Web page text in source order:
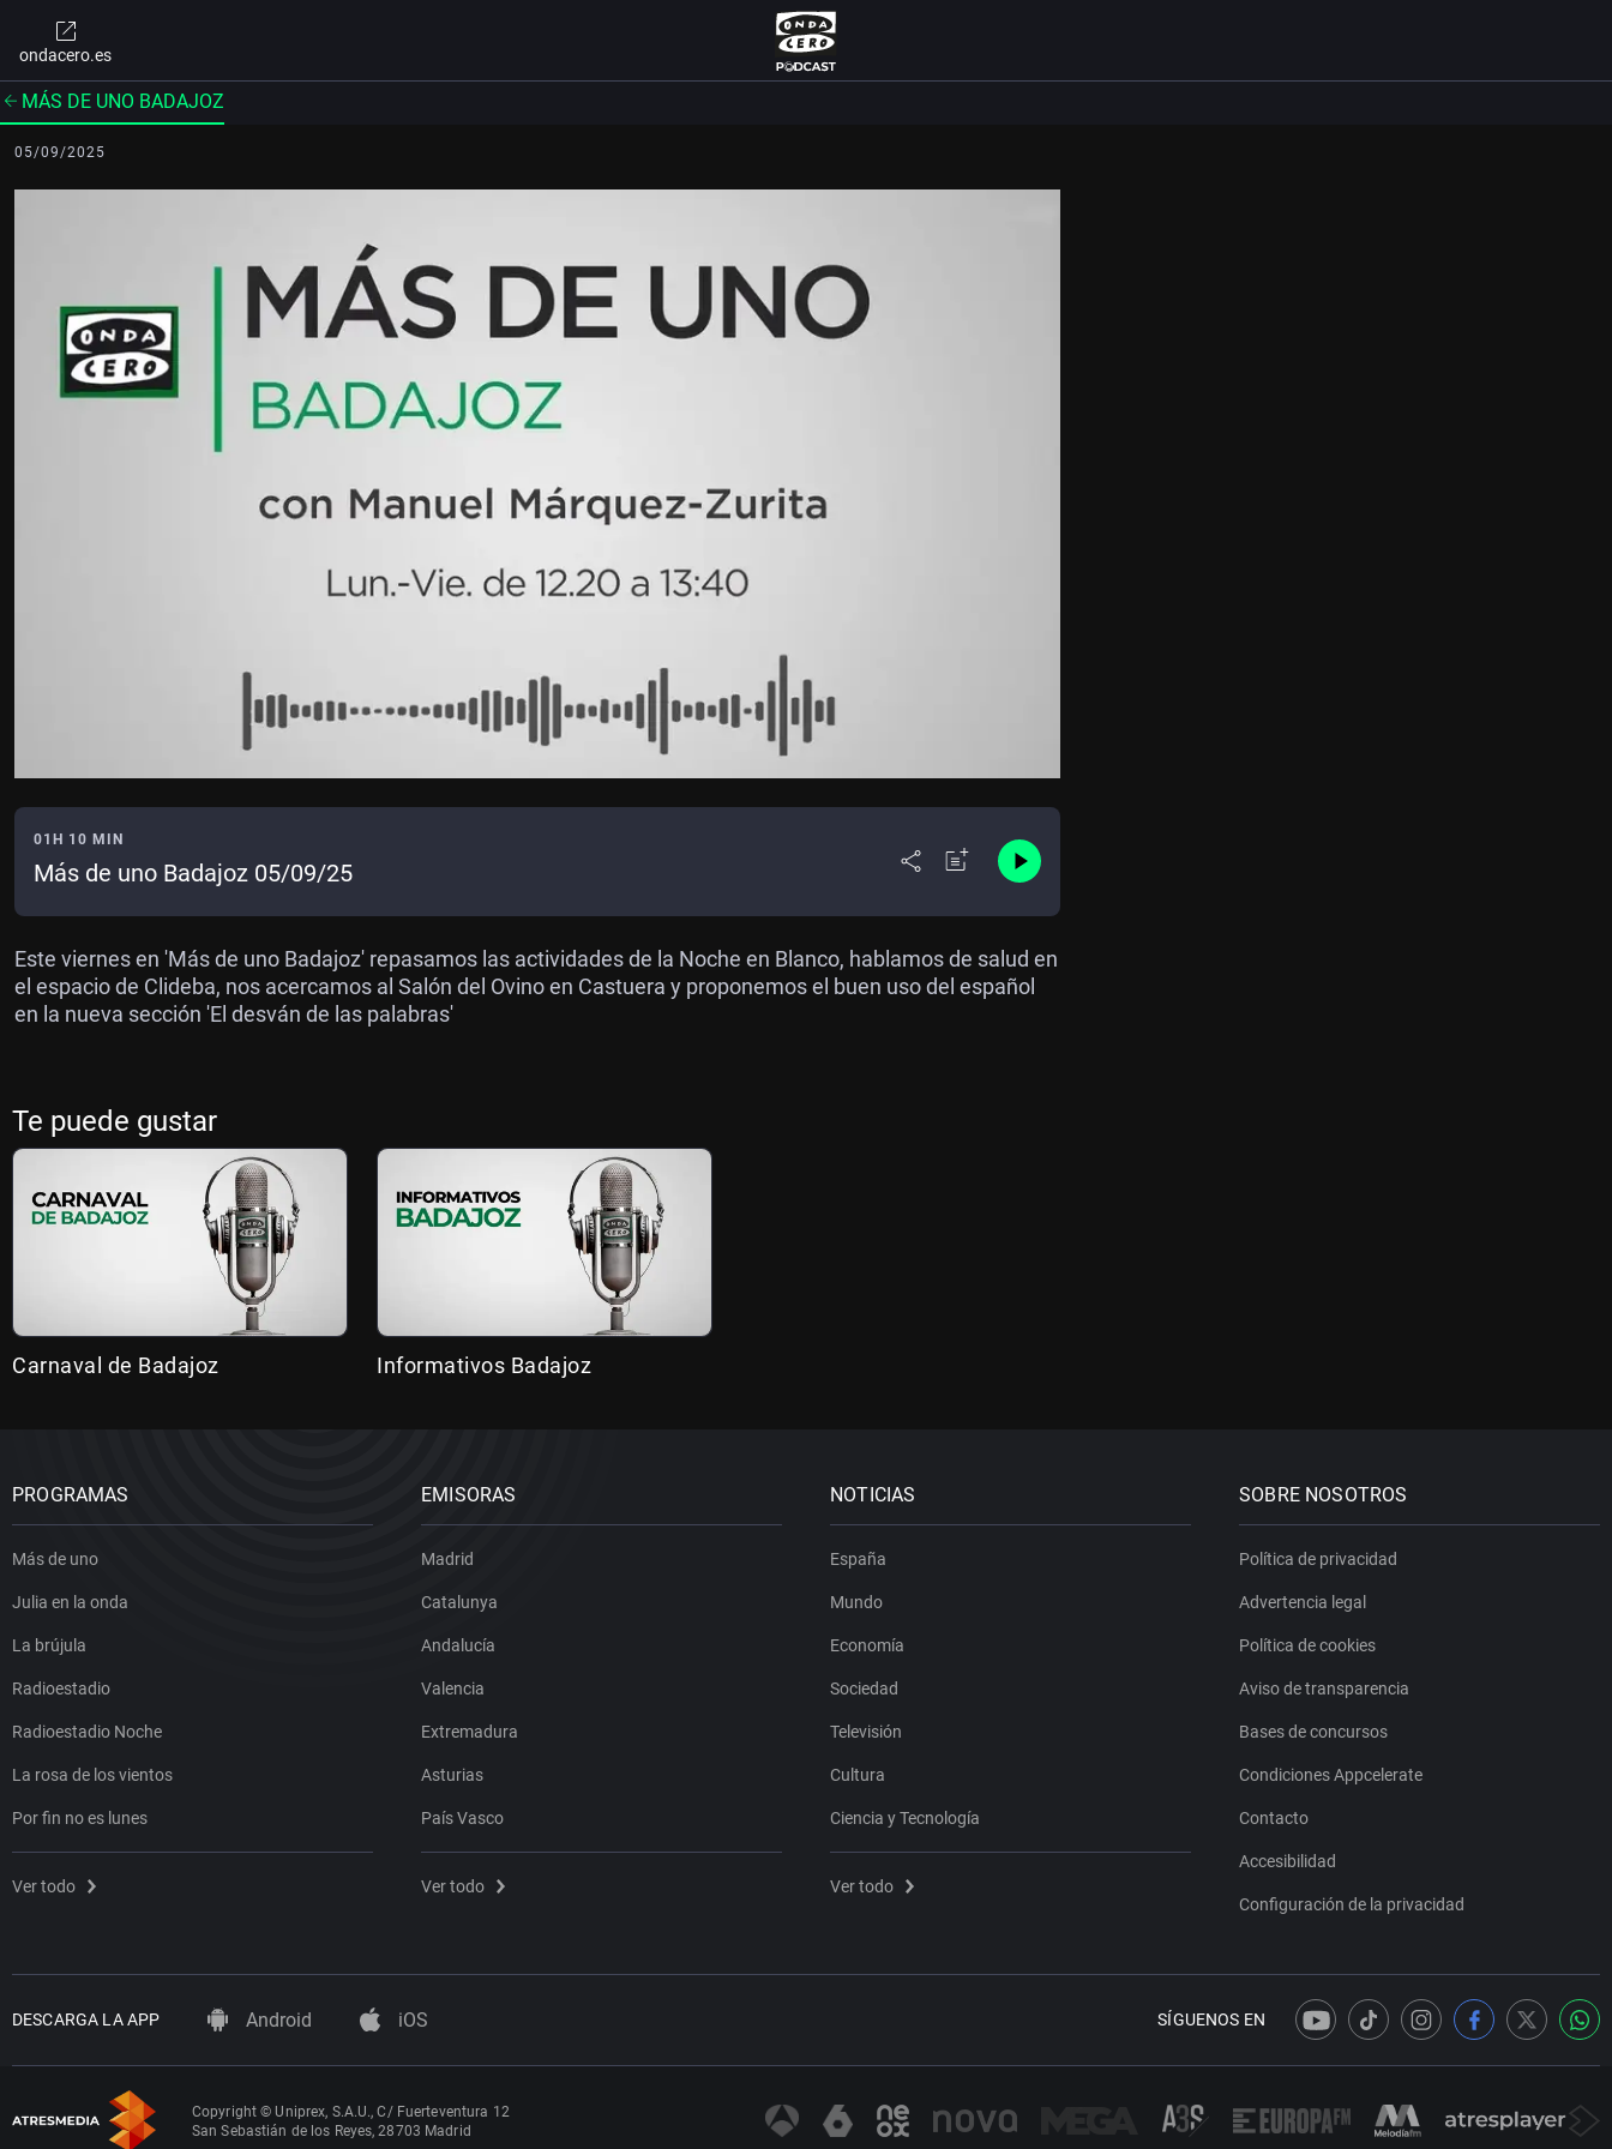
ondacero.es
MÁS DE UNO BADAJOZ
05/09/2025
01H 10 MIN
Más de uno Badajoz 05/09/25
Este viernes en 'Más de uno Badajoz' repasamos las actividades de la Noche en Blanco, hablamos de salud en
el espacio de Clideba, nos acercamos al Salón del Ovino en Castuera y proponemos el buen uso del español
en la nueva sección 'El desván de las palabras'
Te puede gustar
Carnaval de Badajoz Informativos Badajoz
PROGRAMAS
Más de uno
Julia en la onda
La brújula
Radioestadio
Radioestadio Noche
La rosa de los vientos
Por fin no es lunes
Ver todo
EMISORAS
Madrid
Catalunya
Andalucía
Valencia
Extremadura
Asturias
País Vasco
Ver todo
NOTICIAS
España
Mundo
Economía
Sociedad
Televisión
Cultura
Ciencia y Tecnología
Ver todo
SOBRE NOSOTROS
Política de privacidad
Advertencia legal
Política de cookies
Aviso de transparencia
Bases de concursos
Condiciones Appcelerate
Contacto
Accesibilidad
Configuración de la privacidad
DESCARGA LA APP Android iOS SÍGUENOS EN
Copyright © Uniprex, S.A.U., C/ Fuerteventura 12
San Sebastián de los Reyes, 28703 Madrid